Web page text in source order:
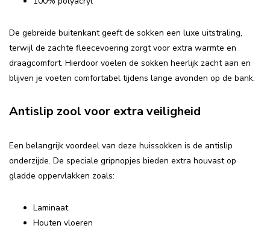
De gebreide buitenkant geeft de sokken een luxe uitstraling,
terwijl de zachte fleecevoering zorgt voor extra warmte en
draagcomfort. Hierdoor voelen de sokken heerlijk zacht aan en
blijven je voeten comfortabel tijdens lange avonden op de bank.
Antislip zool voor extra veiligheid
Een belangrijk voordeel van deze huissokken is de antislip
onderzijde. De speciale gripnopjes bieden extra houvast op
gladde oppervlakken zoals:
Laminaat
Houten vloeren